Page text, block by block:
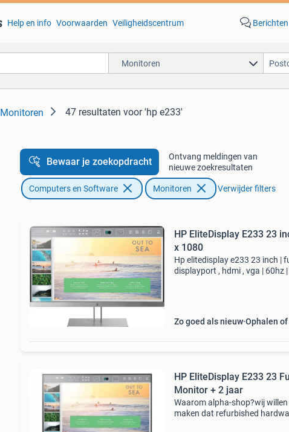
Help en info Voorwaarden Veiligheidscentrum Berichten
Monitoren
Monitoren 47 resultaten voor 'hp e233'
Bewaar je zoekopdracht
Ontvang meldingen van
nieuwe zoekresultaten
Computers en Software Monitoren Verwijder filters
HP EliteDisplay E233 23
x 1080
Hp elitedisplay e233 23 inch |
displayport , hdmi , vga | 60hz
Zo goed als nieuw Ophalen
HP EliteDisplay E233 23
Monitor + 2 jaar
Waarom alpha-shop?wij
maken dat refurbished